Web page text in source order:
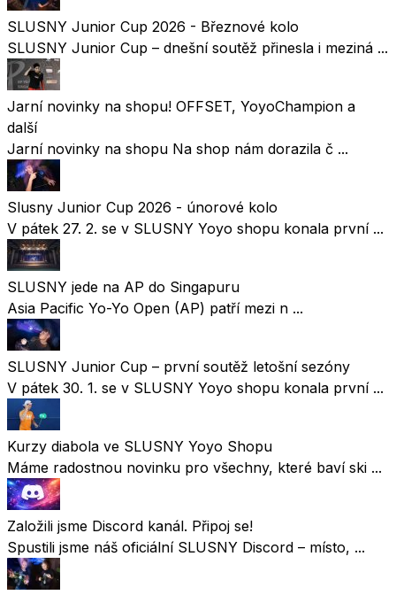
SLUSNY Junior Cup 2026 - Březnové kolo
SLUSNY Junior Cup – dnešní soutěž přinesla i meziná ...
Jarní novinky na shopu! OFFSET, YoyoChampion a
další
Jarní novinky na shopu Na shop nám dorazila č ...
Slusny Junior Cup 2026 - únorové kolo
V pátek 27. 2. se v SLUSNY Yoyo shopu konala první ...
SLUSNY jede na AP do Singapuru
Asia Pacific Yo-Yo Open (AP) patří mezi n ...
SLUSNY Junior Cup – první soutěž letošní sezóny
V pátek 30. 1. se v SLUSNY Yoyo shopu konala první ...
Kurzy diabola ve SLUSNY Yoyo Shopu
Máme radostnou novinku pro všechny, které baví ski ...
Založili jsme Discord kanál. Připoj se!
Spustili jsme náš oficiální SLUSNY Discord – místo, ...